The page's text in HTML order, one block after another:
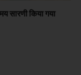
सारणी किया गया